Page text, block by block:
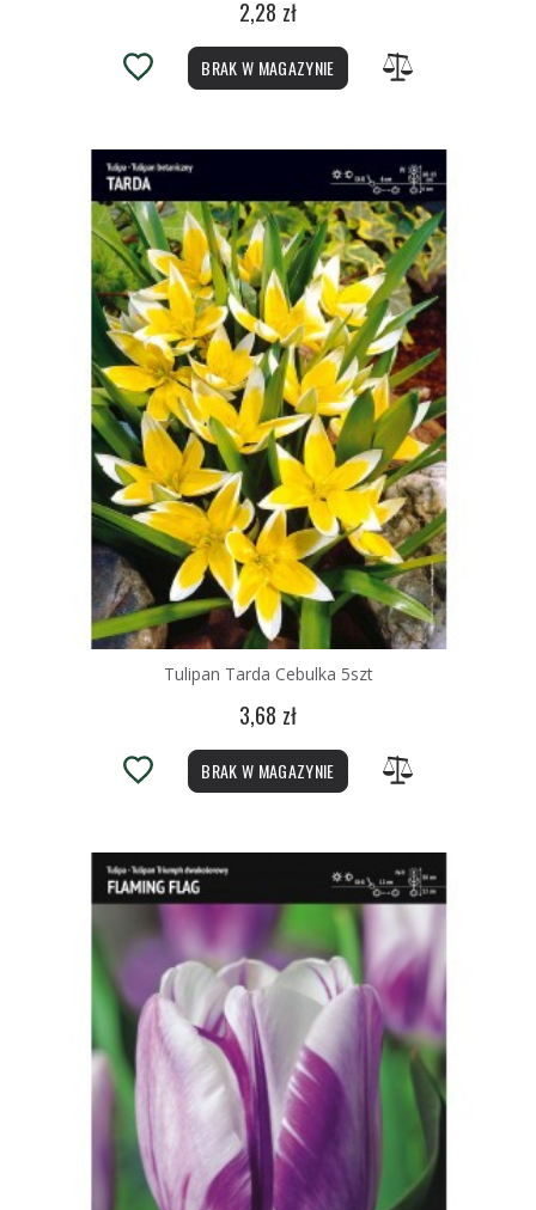
2,28 zł
BRAK W MAGAZYNIE
Tulipan Tarda Cebulka 5szt
3,68 zł
BRAK W MAGAZYNIE